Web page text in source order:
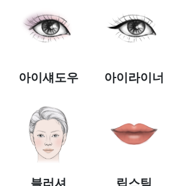
아이섀도우 아이라이너
블러셔 립스틱